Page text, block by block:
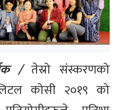
/तेस्रो संस्करणको
कोसी २०१९ को